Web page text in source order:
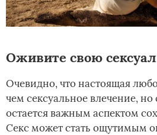
Оживите свою
Очевидно, что настоящая
чем сексуальное влечение,
остается важным аспектом
Секс может стать ощутимым